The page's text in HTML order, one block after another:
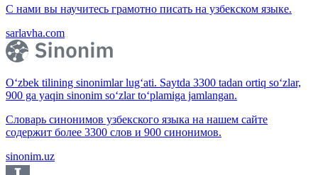
С нами вы научитесь грамотно писать на узбекском языке.
sarlavha.com
O‘zbek tilining sinonimlar lug‘ati. Saytda 3300 tadan ortiq so‘zlar,
900 ga yaqin sinonim so‘zlar to‘plamiga jamlangan.
Словарь синонимов узбекского языка на нашем сайте
содержит более 3300 слов и 900 синонимов.
sinonim.uz